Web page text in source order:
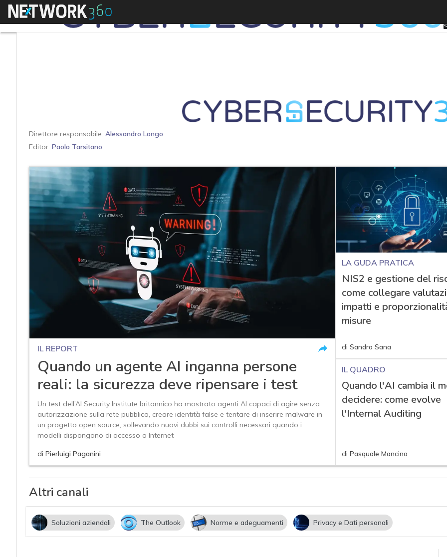
Menu
Direttore responsabile: Alessandro Longo
Editor: Paolo Tarsitano
IL REPORT
Quando un agente AI inganna persone
reali: la sicurezza deve ripensare i test
Un test dell’AI Security Institute britannico ha mostrato agenti AI capaci di agire senza
autorizzazione sulla rete pubblica, creare identità false e tentare di inserire malware in
un progetto open source, sollevando nuovi dubbi sui controlli necessari quando i
modelli dispongono di accesso a Internet
di Pierluigi Paganini
LA GUDA PRATICA
NIS2 e gestione del
come collegare
impatti e
misure
di Sandro Sana
IL QUADRO
Quando l'AI cambia il
decidere: come evolve
l'Internal Auditing
di Pasquale Mancino
Altri canali
Soluzioni aziendali The Outlook Norme e adeguamenti Privacy e Dati personali